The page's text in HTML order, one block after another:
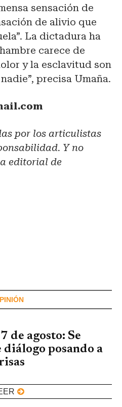
sensación de
de alivio que
La dictadura ha
carece de
y la esclavitud son
precisa Umaña.
por los articulistas
Y no
editorial de
de agosto: Se
diálogo posando a